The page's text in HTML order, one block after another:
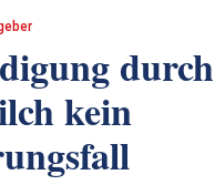
durch
kein